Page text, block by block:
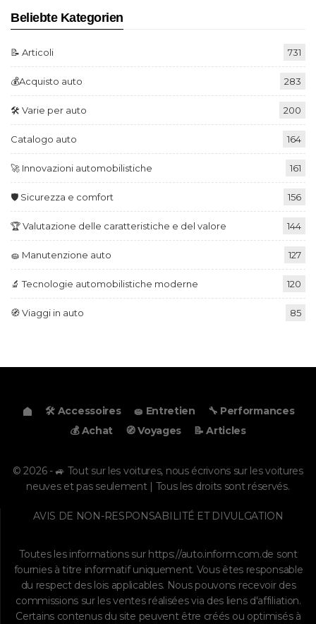
Beliebte Kategorien
📝 Articoli 731
💰Acquisto auto 283
🛠️ Varie per auto 200
Catalogo auto 164
🚀 Innovazioni automobilistiche 161
🛡️ Sicurezza e comfort 156
🏆 Valutazione delle caratteristiche e del valore 144
🧽 Manutenzione auto 127
🔬 Tecnologie automobilistiche moderne 120
🧭 Viaggi in auto 85
🛠️ Accessoires 🧽 Entretien
🔧 Performances
💰 Achat
🧭 Voyages 📝 Articles
© 2026 - 🚙 Tout sur les voitures, nous écrivons sur les voitures
neuves et pas seulement | Tous les droits sont réservés.
AVIS DE NON-RESPONSABILITÉ ET DIVULGATION
Toutes les informations sur https://auto.inform.com.de sont
fournies à titre informatif uniquement. Vous êtes responsable
du respect des lois applicables. Nous pouvons recevoir des
commissions sur les ventes réalisées via des liens d'affiliation.
Certains contenus du site peuvent être créés ou optimisés à